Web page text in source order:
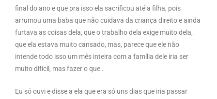
final do ano e que pra isso ela sacrificou até a filha, pois
arrumou uma baba que não cuidava da criança direito e ainda
furtava as coisas dela, que o trabalho dela exige muito dela,
que ela estava muito cansado, mas, parece que ele não
intende todo isso um mês inteira com a família dele iria ser
muito difícil, mas fazer o que .
Eu só ouvi e disse a ela que era só uns dias que iria passar